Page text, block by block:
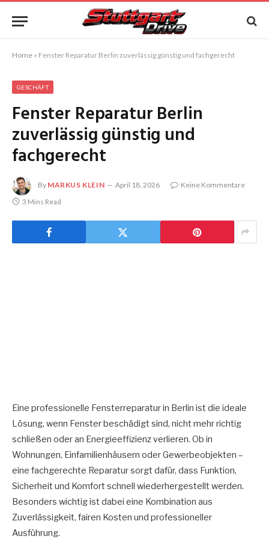
Home » Fenster Reparatur Berlin zuverlässig günstig und fachgerecht
GESCHÄFT
Fenster Reparatur Berlin
zuverlässig günstig und
fachgerecht
By MARKUS KLEIN April 18, 2026
Keine Kommentare
3 Mins Read
Eine professionelle Fensterreparatur in Berlin ist die ideale
Lösung, wenn Fenster beschädigt sind, nicht mehr richtig
schließen oder an Energieeffizienz verlieren. Ob in
Wohnungen, Einfamilienhäusern oder Gewerbeobjekten –
eine fachgerechte Reparatur sorgt dafür, dass Funktion,
Sicherheit und Komfort schnell wiederhergestellt werden.
Besonders wichtig ist dabei eine Kombination aus
Zuverlässigkeit, fairen Kosten und professioneller
Ausführung.